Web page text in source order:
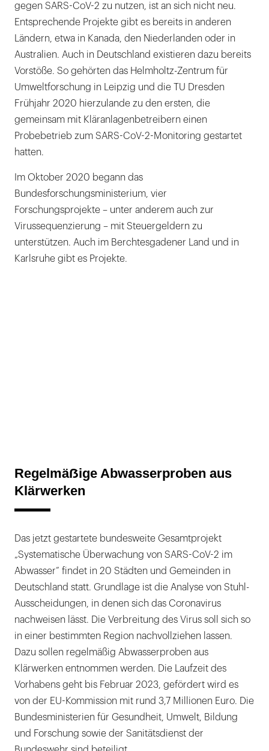
gegen SARS-CoV-2 zu nutzen, ist an sich nicht neu.
Entsprechende Projekte gibt es bereits in anderen
Ländern, etwa in Kanada, den Niederlanden oder in
Australien. Auch in Deutschland existieren dazu bereits
Vorstöße. So gehörten das Helmholtz-Zentrum für
Umweltforschung in Leipzig und die TU Dresden
Frühjahr 2020 hierzulande zu den ersten, die
gemeinsam mit Kläranlagenbetreibern einen
Probebetrieb zum SARS-CoV-2-Monitoring gestartet
hatten.
Im Oktober 2020 begann das
Bundesforschungsministerium, vier
Forschungsprojekte – unter anderem auch zur
Virussequenzierung – mit Steuergeldern zu
unterstützen. Auch im Berchtesgadener Land und in
Karlsruhe gibt es Projekte.
Regelmäẞige Abwasserproben aus
Klärwerken
Das jetzt gestartete bundesweite Gesamtprojekt
„Systematische Überwachung von SARS-CoV-2 im
Abwasser” findet in 20 Städten und Gemeinden in
Deutschland statt. Grundlage ist die Analyse von Stuhl-
Ausscheidungen, in denen sich das Coronavirus
nachweisen lässt. Die Verbreitung des Virus soll sich so
in einer bestimmten Region nachvollziehen lassen.
Dazu sollen regelmäßig Abwasserproben aus
Klärwerken entnommen werden. Die Laufzeit des
Vorhabens geht bis Februar 2023, gefördert wird es
von der EU-Kommission mit rund 3,7 Millionen Euro. Die
Bundesministerien für Gesundheit, Umwelt, Bildung
und Forschung sowie der Sanitätsdienst der